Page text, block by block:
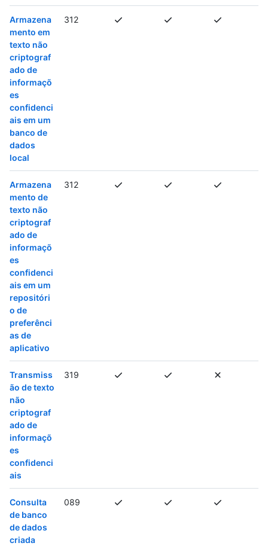
Armazena
mento em
texto não
criptograf
ado de
informaçõ
es
confidenci
ais em um
banco de
dados
local
312
Armazena
mento de
texto não
criptograf
ado de
informaçõ
es
confidenci
ais em um
repositóri
o de
preferênci
as de
aplicativo
312
Transmiss
ão de texto
não
criptograf
ado de
informaçõ
es
confidenci
ais
319
Consulta
de banco
de dados
criada
089